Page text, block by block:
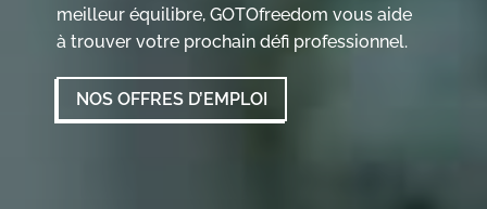
meilleur équilibre, GOTOfreedom vous aide
à trouver votre prochain défi professionnel.
NOS OFFRES D’EMPLOI